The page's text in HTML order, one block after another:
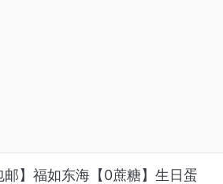
邮】福如东海【0蔗糖】生日蛋